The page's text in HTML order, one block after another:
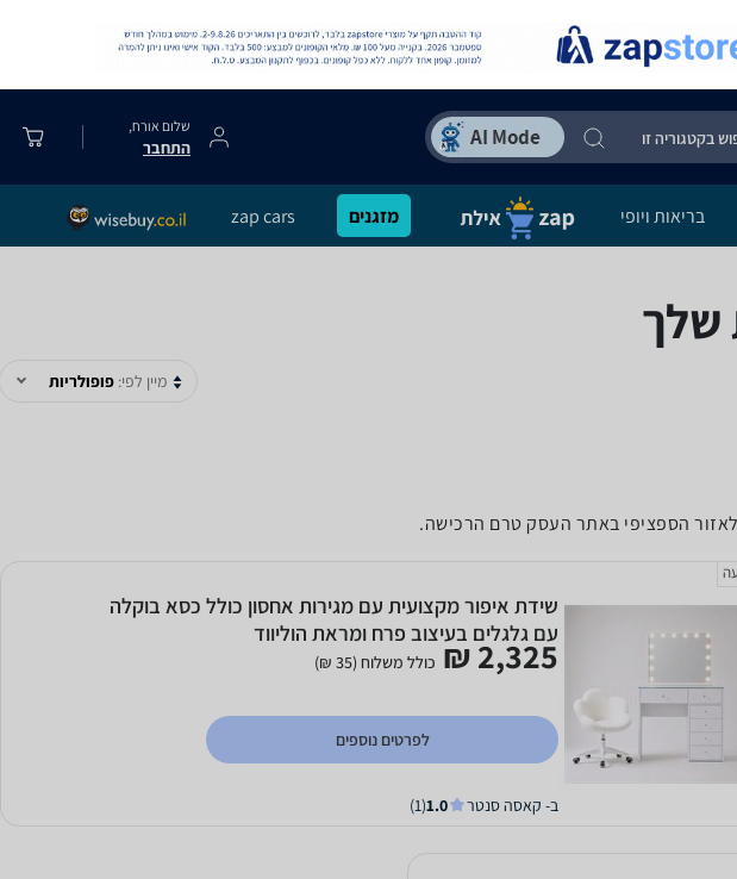
בקטגוריה זו
שלום אורח,
התחבר
בריאות ויופי מזגנים zap cars
שלך
מיין לפי: פופולריות
לאזור הספציפי באתר העסק טרם הרכישה.
שידת איפור מקצועית עם מגירות אחסון כולל כסא בוקלה
עם גלגלים בעיצוב פרח ומראת הוליווד
2,325 ₪ כולל משלוח (35 ₪)
לפרטים נוספים
ב- קאסה סנטר 1.0
(1)